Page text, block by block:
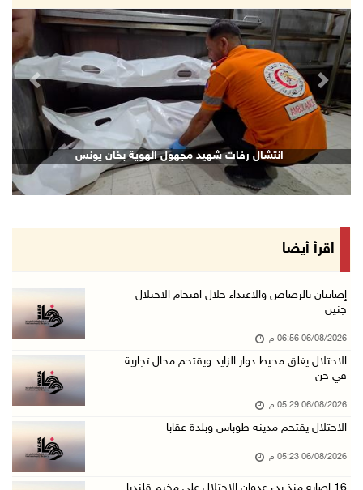
06/آب/2026 05:23 م
"النقل والمواصلات" تطلق حملة لترخيص الجرارات ...
06/آب/2026 05:18 م
نحو 58 ألف إصابة بجدري الماء في قطاع غزة منذ ...
06/آب/2026 04:33 م
16 إصابة منذ بدء عدوان الاحتلال على مخيم قلند ...
06/آب/2026 04:26 م
إرهاب المستوطنين يضرب في خربة الطوبا
الخليلي تبحث مع النائب العام تعزيز الشراكة في ...
وزير العدل يبحث مع السفير التركي تعزيز التعاو ...
06/آب/2026 02:37 م
سلطة النقد: ارتفاع نسبة الشمول المالي في فلسط ...
الحصار يفاقم معاناة مرضى السرطان في غزة
Next
اقرأ أيضا
إصابتان بالرصاص والاعتداء خلال اقتحام الاحتلال
جنين
06/08/2026 06:56 م
الاحتلال يغلق محيط دوار الزايد ويقتحم محال تجارية
في جن
06/08/2026 05:29 م
الاحتلال يقتحم مدينة طوباس وبلدة عقابا
06/08/2026 05:23 م